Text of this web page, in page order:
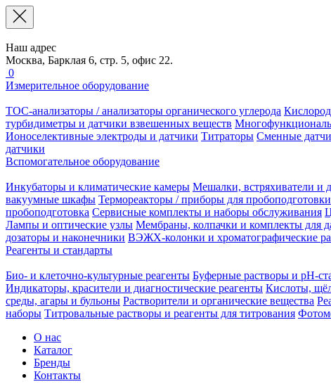
Наш адрес
Москва, Барклая 6, стр. 5, офис 22.
0
Измерительное оборудование
TOC-анализаторы / анализаторы органического углерода
турбидиметры и датчики взвешенных веществ
Ионоселективные электроды и датчики Титраторы Сменные
датчики
Вспомогательное оборудование
Инкубаторы и климатические камеры Мешалки, встряхиватели и
вакуумные шкафы Термореакторы / приборы для пробоподготовки
пробоподготовка Сервисные комплекты и наборы обслуживания
Лампы и оптические узлы Мембраны, колпачки и комплекты для
дозаторы и наконечники ВЭЖХ-колонки и хроматографические
Реагенты и стандарты
Био- и клеточно-культурные реагенты Буферные растворы и pH-
Индикаторы, красители и диагностические реагенты Кислоты,
среды, агары и бульоны Растворители и органические вещества
наборы Титровальные растворы и реагенты для титрования
О нас
Каталог
Бренды
Контакты